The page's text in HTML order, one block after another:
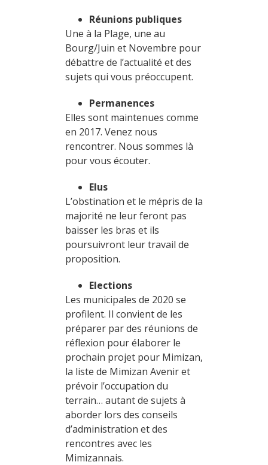
Réunions publiques
Une à la Plage, une au
Bourg/Juin et Novembre pour
débattre de l’actualité et des
sujets qui vous préoccupent.
Permanences
Elles sont maintenues comme
en 2017. Venez nous
rencontrer. Nous sommes là
pour vous écouter.
Elus
L’obstination et le mépris de la
majorité ne leur feront pas
baisser les bras et ils
poursuivront leur travail de
proposition.
Elections
Les municipales de 2020 se
profilent. Il convient de les
préparer par des réunions de
réflexion pour élaborer le
prochain projet pour Mimizan,
la liste de Mimizan Avenir et
prévoir l’occupation du
terrain… autant de sujets à
aborder lors des conseils
d’administration et des
rencontres avec les
Mimizannais.